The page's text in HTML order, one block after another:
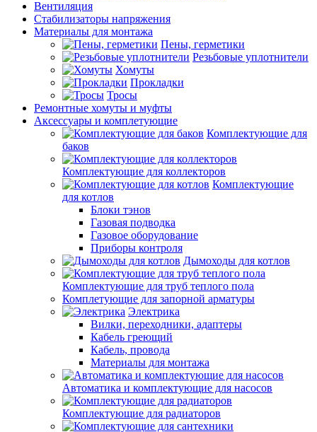
Вентиляция
Стабилизаторы напряжения
Материалы для монтажа
Пены, герметики
Резьбовые уплотнители
Хомуты
Прокладки
Тросы
Ремонтные хомуты и муфты
Аксессуары и комплетующие
Комплектующие для
баков
Комплектующие для коллекторов
Комплектующие
для котлов
Блоки тэнов
Газовая подводка
Газовое оборудование
Приборы контроля
Дымоходы для котлов
Комплектующие для труб теплого пола
Комплетующие для запорной арматуры
Электрика
Вилки, переходники, адаптеры
Кабель греющий
Кабель, провода
Материалы для монтажа
Автоматика и комплектующие для насосов
Комплектующие для радиаторов